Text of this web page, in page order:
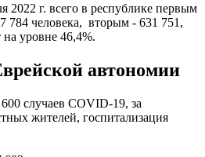
2022 г. всего в республике первым
784 человека, вторым - 631 751,
уровне 46,4%.
автономии
случаев COVID-19, за
жителей, госпитализация